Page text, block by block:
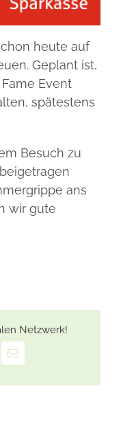
heute auf
Geplant ist,
Event
spätestens
Besuch zu
ans
wir gute
Netzwerk!
E-